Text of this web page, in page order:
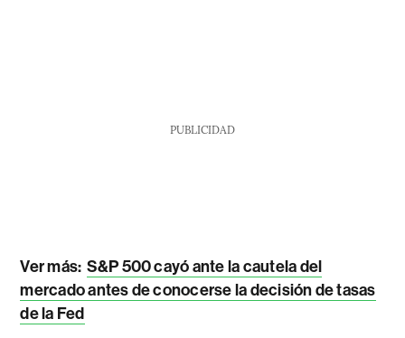
PUBLICIDAD
Ver más: S&P 500 cayó ante la cautela del
mercado antes de conocerse la decisión de tasas
de la Fed